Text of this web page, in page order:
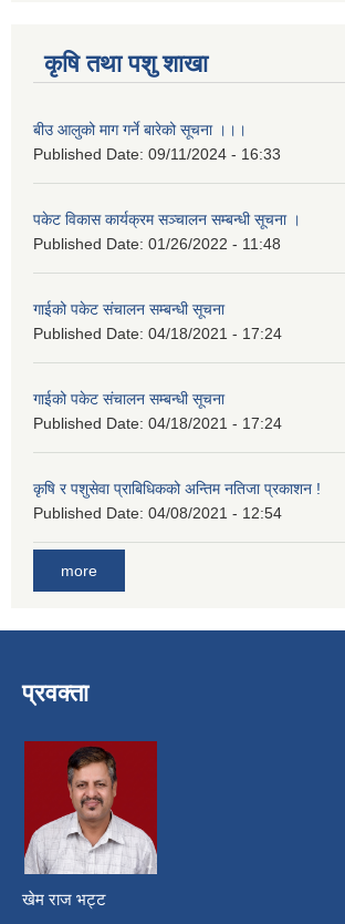
कृषि तथा पशु शाखा
बीउ आलुको माग गर्ने बारेको सूचना ।।।
Published Date: 09/11/2024 - 16:33
पकेट विकास कार्यक्रम सञ्चालन सम्बन्धी सूचना ।
Published Date: 01/26/2022 - 11:48
गाईको पकेट संचालन सम्बन्धी सूचना
Published Date: 04/18/2021 - 17:24
गाईको पकेट संचालन सम्बन्धी सूचना
Published Date: 04/18/2021 - 17:24
कृषि र पशुसेवा प्राबिधिकको अन्तिम नतिजा प्रकाशन !
Published Date: 04/08/2021 - 12:54
more
प्रवक्ता
खेम राज भट्ट